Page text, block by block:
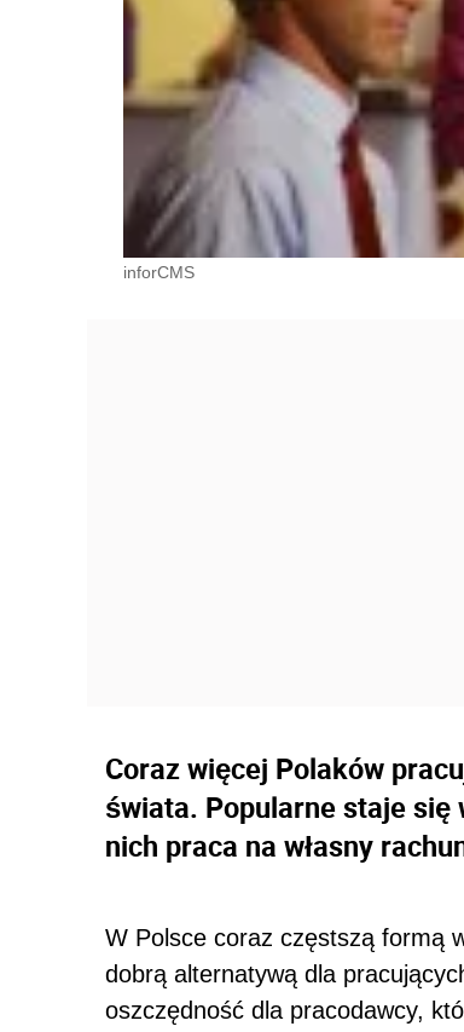
inforCMS
Coraz więcej Polaków
świata. Popularne staje
nich praca na własny
W Polsce coraz częstszą formą
dobrą alternatywą dla
oszczędność dla pracodawcy,